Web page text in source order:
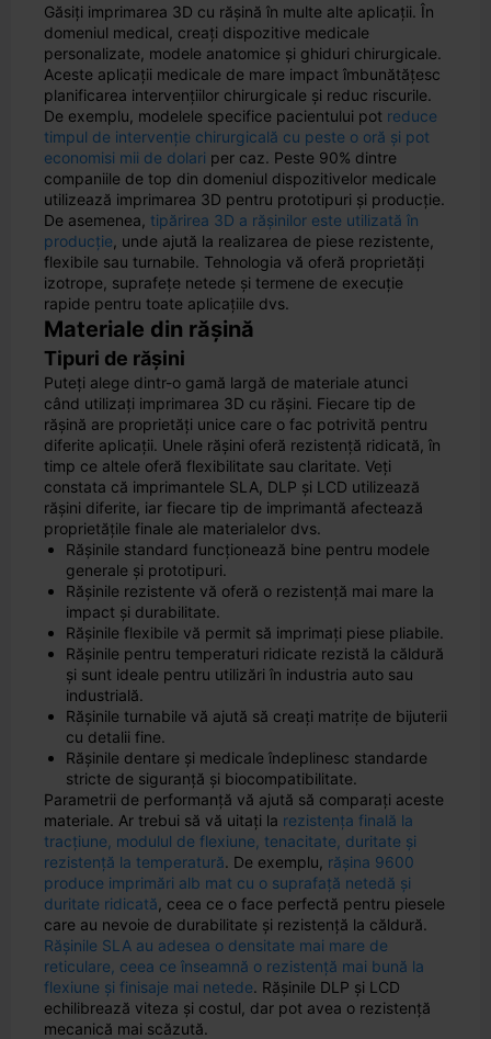
Găsiți imprimarea 3D cu rășină în multe alte aplicații. În
domeniul medical, creați dispozitive medicale
personalizate, modele anatomice și ghiduri chirurgicale.
Aceste aplicații medicale de mare impact îmbunătățesc
planificarea intervențiilor chirurgicale și reduc riscurile.
De exemplu, modelele specifice pacientului pot reduce
timpul de intervenție chirurgicală cu peste o oră și pot
economisi mii de dolari per caz. Peste 90% dintre
companiile de top din domeniul dispozitivelor medicale
utilizează imprimarea 3D pentru prototipuri și producție.
De asemenea, tipărirea 3D a rășinilor este utilizată în
producție , unde ajută la realizarea de piese rezistente,
flexibile sau turnabile. Tehnologia vă oferă proprietăți
izotrope, suprafețe netede și termene de execuție
rapide pentru toate aplicațiile dvs.
Materiale din rășină
Tipuri de rășini
Puteți alege dintr-o gamă largă de materiale atunci
când utilizați imprimarea 3D cu rășini. Fiecare tip de
rășină are proprietăți unice care o fac potrivită pentru
diferite aplicații. Unele rășini oferă rezistență ridicată, în
timp ce altele oferă flexibilitate sau claritate. Veți
constata că imprimantele SLA, DLP și LCD utilizează
rășini diferite, iar fiecare tip de imprimantă afectează
proprietățile finale ale materialelor dvs.
Rășinile standard funcționează bine pentru modele
generale și prototipuri.
Rășinile rezistente vă oferă o rezistență mai mare la
impact și durabilitate.
Rășinile flexibile vă permit să imprimați piese pliabile.
Rășinile pentru temperaturi ridicate rezistă la căldură
și sunt ideale pentru utilizări în industria auto sau
industrială.
Rășinile turnabile vă ajută să creați matrițe de bijuterii
cu detalii fine.
Rășinile dentare și medicale îndeplinesc standarde
stricte de siguranță și biocompatibilitate.
Parametrii de performanță vă ajută să comparați aceste
materiale. Ar trebui să vă uitați la rezistența finală la
tracțiune, modulul de flexiune, tenacitate, duritate și
rezistență la temperatură. De exemplu, rășina 9600
produce imprimări alb mat cu o suprafață netedă și
duritate ridicată , ceea ce o face perfectă pentru piesele
care au nevoie de durabilitate și rezistență la căldură.
Rășinile SLA au adesea o densitate mai mare de
reticulare, ceea ce înseamnă o rezistență mai bună la
flexiune și finisaje mai netede. Rășinile DLP și LCD
echilibrează viteza și costul, dar pot avea o rezistență
mecanică mai scăzută.